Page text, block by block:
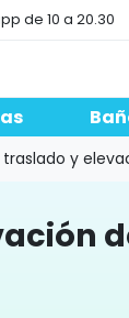
de 10 a 20.30
traslado y